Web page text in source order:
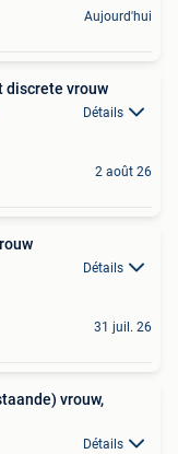
Aujourd'hui
discrete vrouw
Détails
2 août 26
Détails
31 juil. 26
vrouw,
Détails